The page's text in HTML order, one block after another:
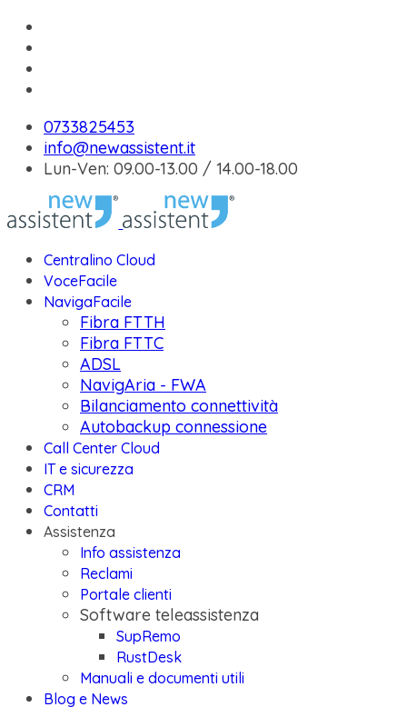
0733825453
info@newassistent.it
Lun-Ven: 09.00-13.00 / 14.00-18.00
Centralino Cloud
VoceFacile
NavigaFacile
Fibra FTTH
Fibra FTTC
ADSL
NavigAria - FWA
Bilanciamento connettività
Autobackup connessione
Call Center Cloud
IT e sicurezza
CRM
Contatti
Assistenza
Info assistenza
Reclami
Portale clienti
Software teleassistenza
SupRemo
RustDesk
Manuali e documenti utili
Blog e News